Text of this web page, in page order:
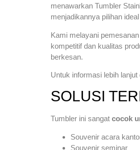
menawarkan Tumbler
menjadikannya pilihan
Kami melayani
kompetitif dan kualitas
berkesan.
Untuk informasi lebih
SOLUSI
Tumbler ini sangat cocok
Souvenir acara
Souvenir seminar